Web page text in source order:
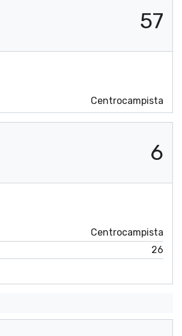
57
Centrocampista
6
Centrocampista
26